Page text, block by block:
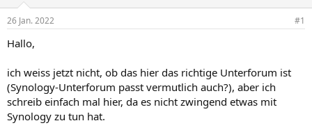
e
r
t
26 Jan. 2022 #1
Hallo,
ich weiss jetzt nicht, ob das hier das richtige Unterforum ist
(Synology-Unterforum passt vermutlich auch?), aber ich
schreib einfach mal hier, da es nicht zwingend etwas mit
Synology zu tun hat.